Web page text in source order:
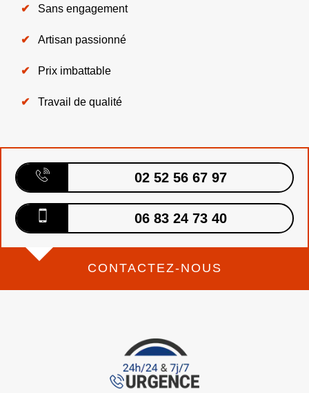
Sans engagement
Artisan passionné
Prix imbattable
Travail de qualité
02 52 56 67 97
06 83 24 73 40
CONTACTEZ-NOUS